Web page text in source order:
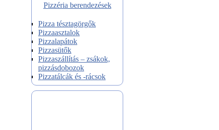
Pizzéria berendezések
Pizza tésztagörgők
Pizzaasztalok
Pizzalapátok
Pizzasütők
Pizzaszállítás – zsákok,
pizzásdobozok
Pizzatálcák és -rácsok